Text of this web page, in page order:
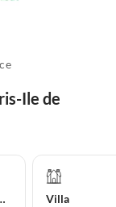
Ile de
Villa